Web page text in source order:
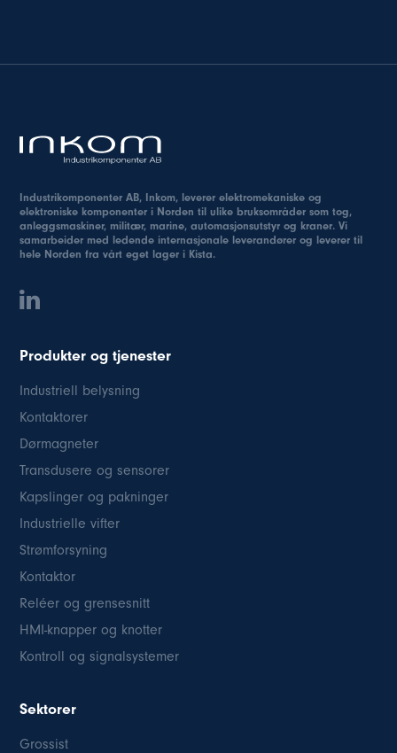
Industrikomponenter AB, Inkom, leverer elektromekaniske og
elektroniske komponenter i Norden til ulike bruksområder som tog,
anleggsmaskiner, militær, marine, automasjonsutstyr og kraner. Vi
samarbeider med ledende internasjonale leverandører og leverer til
hele Norden fra vårt eget lager i Kista.
Produkter og tjenester
Industriell belysning
Kontaktorer
Dørmagneter
Transdusere og sensorer
Kapslinger og pakninger
Industrielle vifter
Strømforsyning
Kontaktor
Reléer og grensesnitt
HMI-knapper og knotter
Kontroll og signalsystemer
Sektorer
Grossist